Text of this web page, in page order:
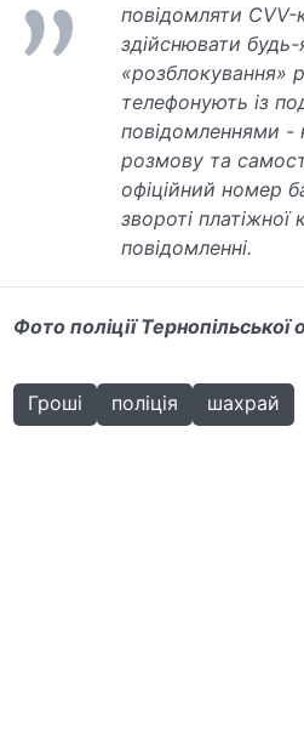
повідомляти
здійснювати будь-
«розблокування»
телефонують із
повідомленнями -
розмову та
офіційний номер
звороті
повідомленні.
Фото поліції Тернопільської
Гроші поліція шахрай